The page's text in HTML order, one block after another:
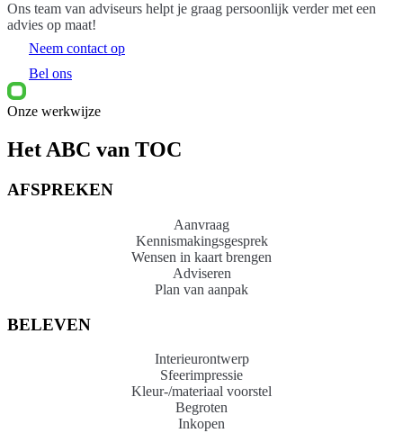
Ons team van adviseurs helpt je graag persoonlijk verder met een
advies op maat!
Neem contact op
Bel ons
Onze werkwijze
Het ABC van TOC
AFSPREKEN
Aanvraag
Kennismakingsgesprek
Wensen in kaart brengen
Adviseren
Plan van aanpak
BELEVEN
Interieurontwerp
Sfeerimpressie
Kleur-/materiaal voorstel
Begroten
Inkopen